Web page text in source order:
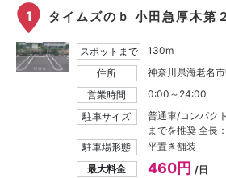
1 タイムズのｂ 小田急厚木第
スポットまで
130m
住所
神奈川県海老名
営業時間
0:00～24:00
駐車サイズ
普通車/コンパク
までを推奨 全長
駐車場形態
平置き舗装
最大料金
460円/日